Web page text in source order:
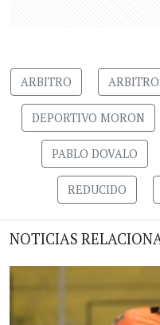
ARBITRO
DEPORTIVO MORON
PABLO DOVALO
REDUCIDO
NOTICIAS